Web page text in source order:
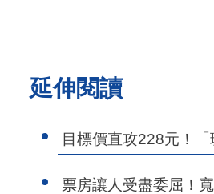
延伸閱讀
目標價直攻228元！
票房讓人受盡委屈！